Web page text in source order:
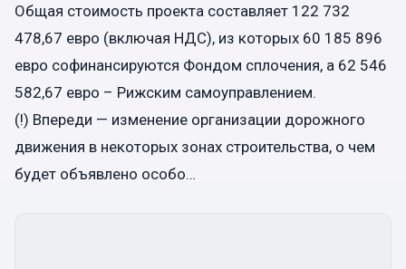
Общая стоимость проекта составляет 122 732
478,67 евро (включая НДС), из которых 60 185 896
евро софинансируются Фондом сплочения, а 62 546
582,67 евро – Рижским самоуправлением.
(!) Впереди — изменение организации дорожного
движения в некоторых зонах строительства, о чем
будет объявлено особо…